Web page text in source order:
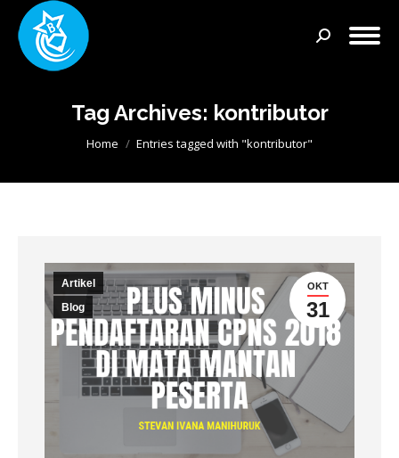
Search:
Tag Archives: kontributor
You are here:
Home Entries tagged with "kontributor"
OKT
31
Artikel
Blog